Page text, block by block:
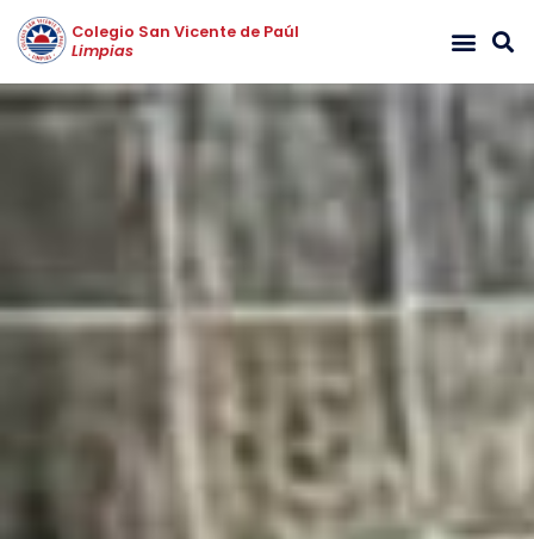
Colegio San Vicente de Paúl
Limpias